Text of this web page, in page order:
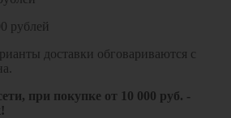
рублей
доставки обговариваются с
при покупке от 10 000 руб. -